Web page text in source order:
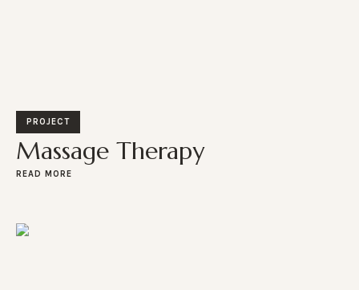
PROJECT
Massage Therapy
READ MORE